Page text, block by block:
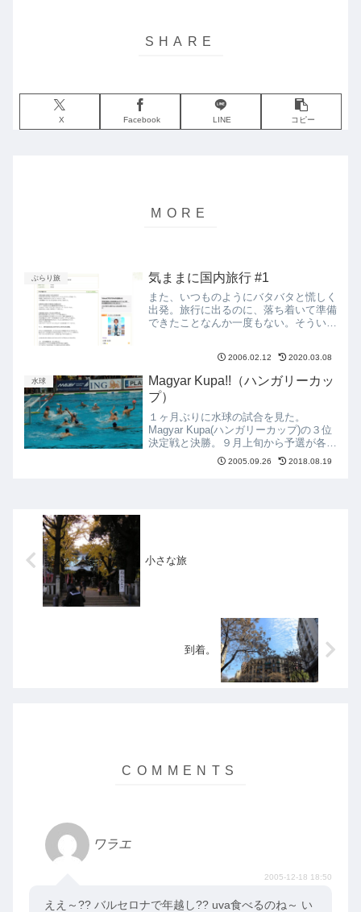
X Facebook LINE コピー
ぶらり旅 気ままに国内旅行 #1
また、いつものようにバタバタと慌しく
出発。旅行に出るのに、落ち着いて準備
できたことなんか一度もない。そういう
名古屋に到着したのが6:00。あ～もうこ
ういう格安旅行はきっ...
2006.02.12 2020.03.08
水球
Magyar Kupa!!（ハンガリーカッ
プ）
１ヶ月ぶりに水球の試合を見た。
Magyar Kupa(ハンガリーカップ)の３位
決定戦と決勝。９月上旬から予選が各地
で行われ、その結果、王者Domino-
BHSEが３位決定戦へ、決勝は水球の町
2005.09.26 2018.08.19
小さな旅
到着。
ワラエ
2005-12-18 18:50
ええ～?? バルセロナで年越し?? uva食べるのね～ い